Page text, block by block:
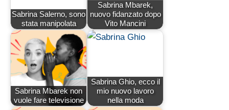
Sabrina Salerno, sono
stata manipolata
Sabrina Mbarek,
nuovo fidanzato dopo
Vito Mancini
Sabrina Mbarek non
vuole fare televisione
Sabrina Ghio, ecco il
mio nuovo lavoro
nella moda